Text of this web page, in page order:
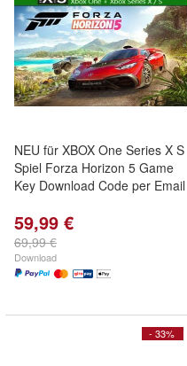
NEU für XBOX One Series X S
Spiel Forza Horizon 5 Game
Key Download Code per Email
59,99 €
69,99 €
Download
- 33%